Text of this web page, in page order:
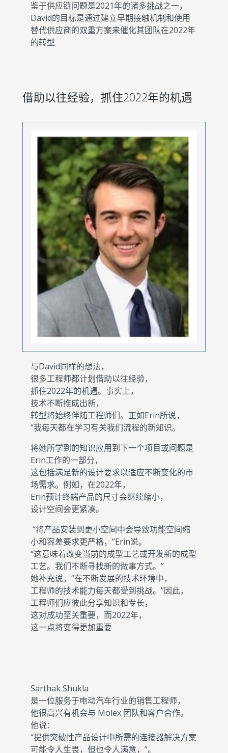
鉴于供应链问题是2021年的诸多挑战之一，
David的目标是通过建立早期接触机制和使用
替代供应商的双重方案来催化其团队在2022年
的转型
借助以往经验，抓住2022年的机遇
与David同样的想法，
很多工程师都计划借助以往经验，
抓住2022年的机遇。事实上，
技术不断推成出新，
转型将始终伴随工程师们。正如Erin所说，
“我每天都在学习有关我们流程的新知识。
将她所学到的知识应用到下一个项目或问题是
Erin工作的一部分，
这包括满足新的设计要求以适应不断变化的市
场需求。例如，在2022年，
Erin预计终端产品的尺寸会继续缩小，
设计空间会更紧凑。
“将产品安装到更小空间中会导致功能空间缩
小和容差要求更严格，”Erin说。
“这意味着改变当前的成型工艺或开发新的成型
工艺。我们不断寻找新的做事方式。”
她补充说，“在不断发展的技术环境中，
工程师的技术能力每天都受到挑战。”因此，
工程师们应彼此分享知识和专长，
这对成功至关重要，而2022年，
这一点将变得更加重要
Sarthak Shukla
是一位服务于电动汽车行业的销售工程师，
他很高兴有机会与 Molex 团队和客户合作。
他说：
“提供突破性产品设计中所需的连接器解决方案
可能令人生畏，但也令人满意，”。